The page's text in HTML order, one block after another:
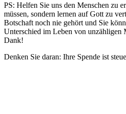
PS: Helfen Sie uns den Menschen zu
müssen, sondern lernen auf Gott zu
Botschaft noch nie gehört und Sie
Unterschied im Leben von unzähligen
Dank!
Denken Sie daran: Ihre Spende ist